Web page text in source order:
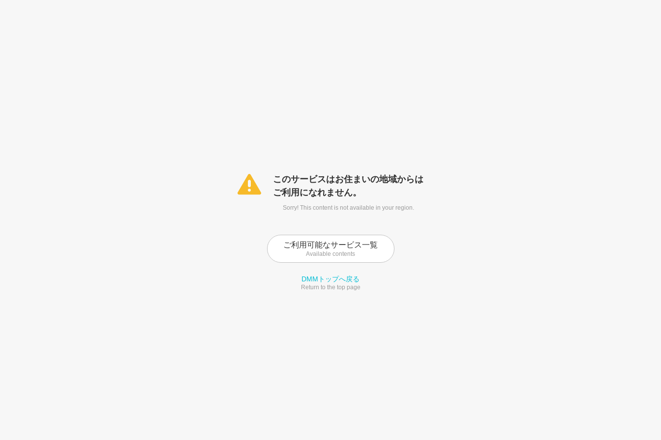
このサービスはお住まいの地域からは
ご利用になれません。
Sorry! This content is not available in your region.
ご利用可能なサービス一覧
Available contents
DMMトップへ戻る
Return to the top page